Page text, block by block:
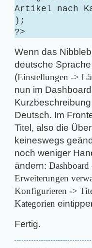
Artikel nach
);
?>
Wenn das
deutsche
(Einstellungen ->
nun im
Deutsch. Im
Titel, also die
keineswegs
noch weniger
ändern:
Erweiterungen
Konfigurieren ->
Kategorien
Fertig.